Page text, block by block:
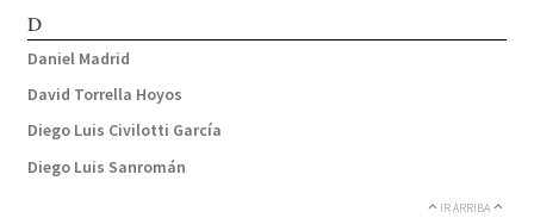
D
Daniel Madrid
David Torrella Hoyos
Diego Luis Civilotti García
Diego Luis Sanromán
IR ARRIBA